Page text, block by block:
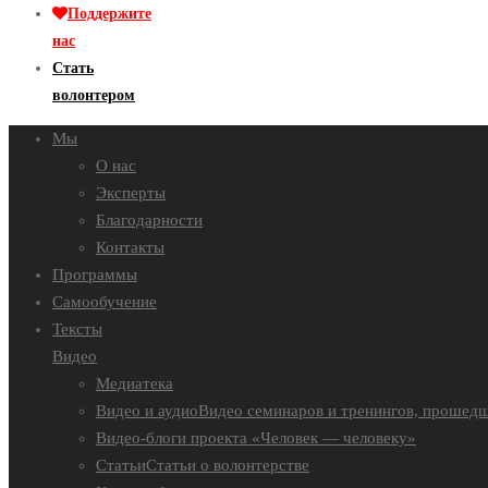
Поддержите
нас
Стать
волонтером
Мы
О нас
Эксперты
Благодарности
Контакты
Программы
Самообучение
Тексты
Видео
Медиатека
Видео и аудиоВидео семинаров и тренингов,
Видео-блоги проекта «Человек — человеку»
СтатьиСтатьи о волонтерстве